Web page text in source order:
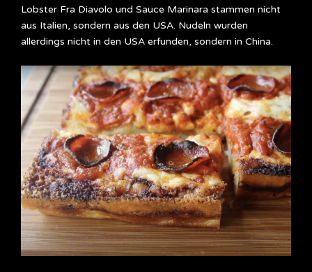
Lobster Fra Diavolo und Sauce Marinara stammen nicht
aus Italien, sondern aus den USA. Nudeln wurden
allerdings nicht in den USA erfunden, sondern in China.